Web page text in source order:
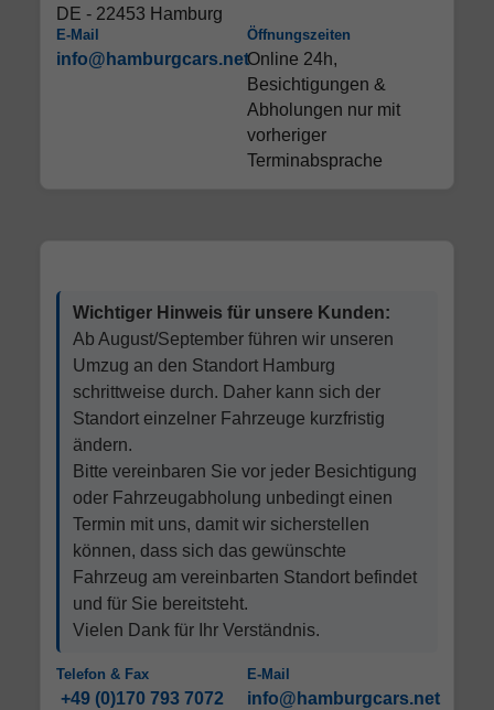
DE - 22453 Hamburg
E-Mail
info@hamburgcars.net
Öffnungszeiten
Online 24h,
Besichtigungen &
Abholungen nur mit
vorheriger
Terminabsprache
Wichtiger Hinweis für unsere Kunden:
Ab August/September führen wir unseren
Umzug an den Standort Hamburg
schrittweise durch. Daher kann sich der
Standort einzelner Fahrzeuge kurzfristig
ändern.
Bitte vereinbaren Sie vor jeder Besichtigung
oder Fahrzeugabholung unbedingt einen
Termin mit uns, damit wir sicherstellen
können, dass sich das gewünschte
Fahrzeug am vereinbarten Standort befindet
und für Sie bereitsteht.
Vielen Dank für Ihr Verständnis.
Telefon & Fax
+49 (0)170 793 7072
E-Mail
info@hamburgcars.net